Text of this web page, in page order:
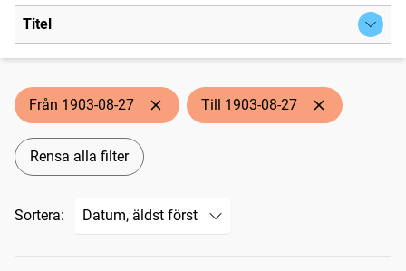
Titel
Från 1903-08-27 Till 1903-08-27
Rensa alla filter
Sortera: